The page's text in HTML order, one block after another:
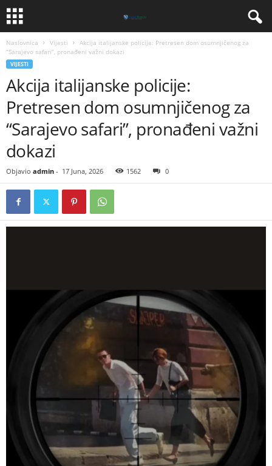
Naslovnica Vijesti
​Akcija italijanske policije: Pretresen dom osumnjičenog za
“Sarajevo safari”, pronađeni važni dokazi
VIJESTI
​Akcija italijanske policije:
Pretresen dom osumnjičenog za
“Sarajevo safari”, pronađeni važni
dokazi
Objavio admin - 17 Juna, 2026 1562 0